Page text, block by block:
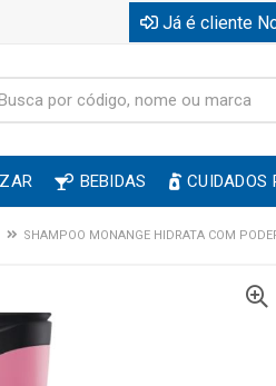
Já é cliente
BEBIDAS CUIDADOS
SHAMPOO MONANGE HIDRATA COM